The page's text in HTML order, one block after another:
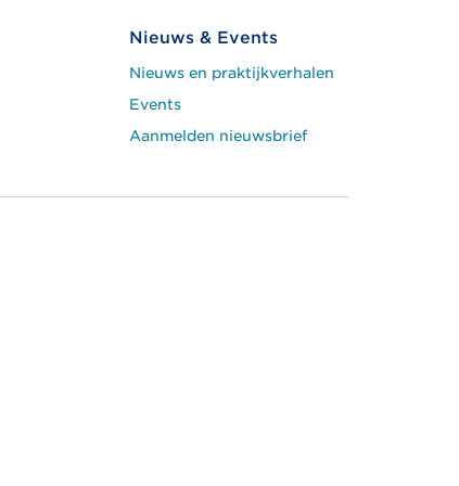
Nieuws & Events
Nieuws en praktijkverhalen
Events
Aanmelden nieuwsbrief